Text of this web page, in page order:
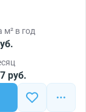
м² в год
руб.